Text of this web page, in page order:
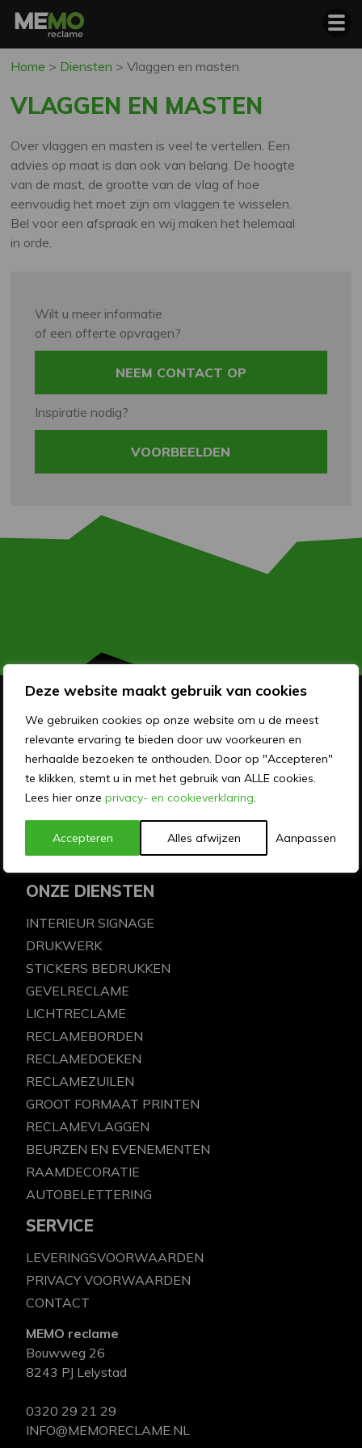
Deze website maakt gebruik van cookies
We gebruiken cookies op onze website om u de meest
relevante ervaring te bieden door uw voorkeuren en
herhaalde bezoeken te onthouden. Door op "Accepteren"
te klikken, stemt u in met het gebruik van ALLE cookies.
Lees hier onze privacy- en cookieverklaring
Aanpassen
Alles afwijzen
Accepteren
Home > Diensten >Vlaggen en masten
VLAGGEN EN MASTEN
Over vlaggen en masten is veel te vertellen. Een
advies op maat is dan ook van belang. De hoogte
van de mast, de grootte van de vlag of hoe
eenvoudig het moet zijn om vlaggen te wisselen.
Bel voor een afspraak en wij maken het helemaal
in orde.
Wilt u meer informatie
of een offerte opvragen?
NEEM CONTACT OP
Inspiratie nodig?
VOORBEELDEN
OVER MEMO RECLAME
OVER ONS
monteert al 50 jaar communicatie-uitingen voor
mooie merken en organisaties door heel Nederland.
ONZE DIENSTEN
INTERIEUR SIGNAGE
DRUKWERK
STICKERS BEDRUKKEN
GEVELRECLAME
LICHTRECLAME
RECLAMEBORDEN
RECLAMEDOEKEN
RECLAMEZUILEN
GROOT FORMAAT PRINTEN
RECLAMEVLAGGEN
BEURZEN EN EVENEMENTEN
RAAMDECORATIE
AUTOBELETTERING
SERVICE
LEVERINGSVOORWAARDEN
PRIVACY VOORWAARDEN
CONTACT
MEMO reclame
Bouwweg 26
8243 PJ Lelystad
0320 29 21 29
INFO@MEMORECLAME.NL